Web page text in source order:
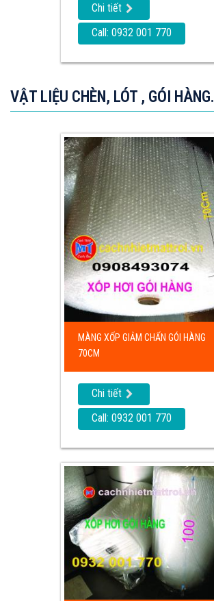
Chi tiết
Call: 0932 001 770
VẬT LIỆU CHÈN, LÓT , GÓI HÀNG.
MÀNG XỐP GIẢM CHẤN GÓI HÀNG
70CM
Chi tiết
Call: 0932 001 770